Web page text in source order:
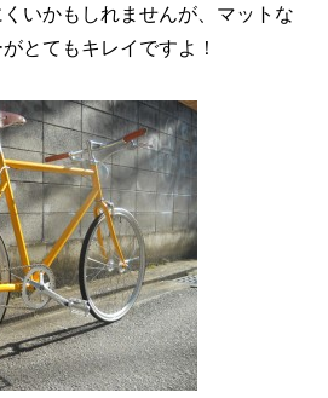
いかもしれませんが、マットな
とてもキレイですよ！